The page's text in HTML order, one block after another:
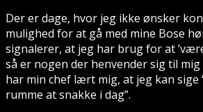
Der er dage, hvor jeg ikke ønsker
mulighed for at gå med mine Bose
signalerer, at jeg har brug for at
så er nogen der henvender sig til mig
har min chef lært mig, at jeg kan sige
rumme at snakke i dag”.